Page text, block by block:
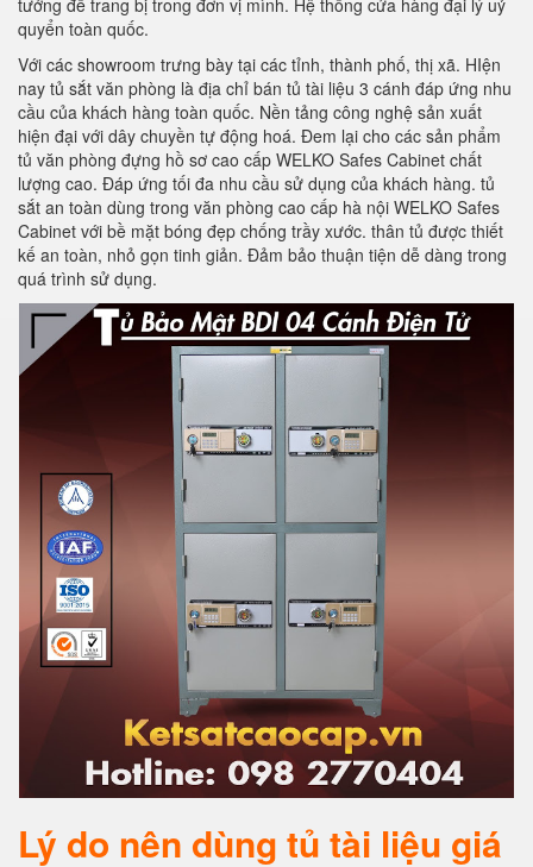
tưởng để trang bị trong đơn vị mình. Hệ thống cửa hàng đại lý uỷ
quyển toàn quốc.
Với các showroom trưng bày tại các tỉnh, thành phố, thị xã. HIện
nay tủ sắt văn phòng là địa chỉ bán tủ tài liệu 3 cánh đáp ứng nhu
cầu của khách hàng toàn quốc. Nền tảng công nghệ sản xuất
hiện đại với dây chuyền tự động hoá. Đem lại cho các sản phẩm
tủ văn phòng đựng hồ sơ cao cấp WELKO Safes Cabinet chất
lượng cao. Đáp ứng tối đa nhu cầu sử dụng của khách hàng. tủ
sắt an toàn dùng trong văn phòng cao cấp hà nội WELKO Safes
Cabinet với bề mặt bóng đẹp chống trầy xước. thân tủ được thiết
kế an toàn, nhỏ gọn tinh giản. Đảm bảo thuận tiện dễ dàng trong
quá trình sử dụng.
Lý do nên dùng tủ tài liệu giá